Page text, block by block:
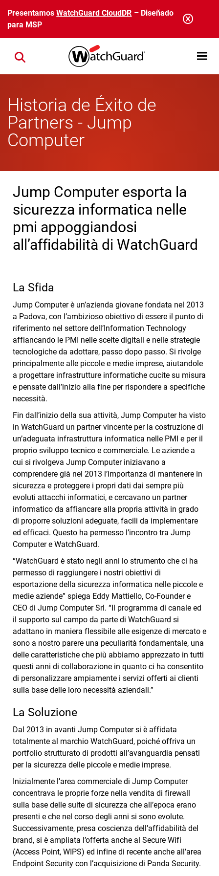
Pasar al contenido principal
PresentamosWatchGuard CloudDR – Diseñado
para MSP
Open
Close search
Historia de Éxito de
Partners - Jump
Computer
Jump Computer esporta la
sicurezza informatica nelle
pmi appoggiandosi
all’affidabilità di WatchGuard
La Sfida
Jump Computer è un’azienda giovane fondata nel 2013
a Padova, con l’ambizioso obiettivo di essere il punto di
riferimento nel settore dell’Information Technology
affiancando le PMI nelle scelte digitali e nelle strategie
tecnologiche da adottare, passo dopo passo. Si rivolge
principalmente alle piccole e medie imprese, aiutandole
a progettare infrastrutture informatiche cucite su misura
e pensate dall’inizio alla fine per rispondere a specifiche
necessità.
Fin dall’inizio della sua attività, Jump Computer ha visto
in WatchGuard un partner vincente per la costruzione di
un’adeguata infrastruttura informatica nelle PMI e per il
proprio sviluppo tecnico e commerciale. Le aziende a
cui si rivolgeva Jump Computer iniziavano a
comprendere già nel 2013 l’importanza di mantenere in
sicurezza e proteggere i propri dati dai sempre più
evoluti attacchi informatici, e cercavano un partner
informatico da affiancare alla propria attività in grado
di proporre soluzioni adeguate, facili da implementare
ed efficaci. Questo ha permesso l’incontro tra Jump
Computer e WatchGuard.
“WatchGuard è stato negli anni lo strumento che ci ha
permesso di raggiungere i nostri obiettivi di
esportazione della sicurezza informatica nelle piccole e
medie aziende” spiega Eddy Mattiello, Co-Founder e
CEO di Jump Computer Srl. “Il programma di canale ed
il supporto sul campo da parte di WatchGuard si
adattano in maniera flessibile alle esigenze di mercato e
sono a nostro parere una peculiarità fondamentale, una
delle caratteristiche che più abbiamo apprezzato in tutti
questi anni di collaborazione in quanto ci ha consentito
di personalizzare ampiamente i servizi offerti ai clienti
sulla base delle loro necessità aziendali.”
La Soluzione
Dal 2013 in avanti Jump Computer si è affidata
totalmente al marchio WatchGuard, poiché offriva un
portfolio strutturato di prodotti all’avanguardia pensati
per la sicurezza delle piccole e medie imprese.
Inizialmente l’area commerciale di Jump Computer
concentrava le proprie forze nella vendita di firewall
sulla base delle suite di sicurezza che all’epoca erano
presenti e che nel corso degli anni si sono evolute.
Successivamente, presa coscienza dell’affidabilità del
brand, si è ampliata l’offerta anche al Secure Wifi
(Access Point, WIPS) ed infine di recente anche all’area
Endpoint Security con l’acquisizione di Panda Security.